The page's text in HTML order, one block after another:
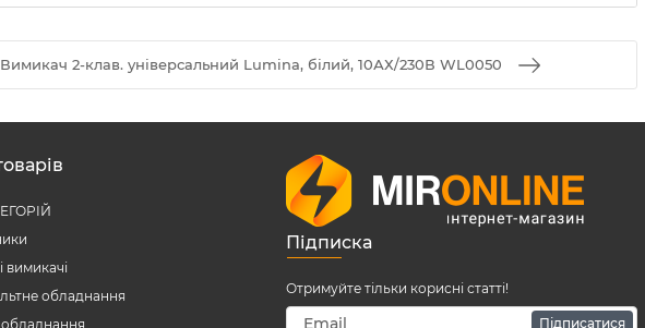
Вимикач 2-клав. універсальний Lumina, білий, 10АХ/230В WL0050
вимикачі
обладнання
Підписка
Отримуйте тільки корисні статті!
Підписатися